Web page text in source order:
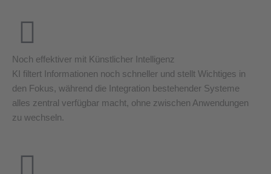
Noch effektiver mit Künstlicher Intelligenz
KI filtert Informationen noch schneller und stellt Wichtiges in
den Fokus, während die Integration bestehender Systeme
alles zentral verfügbar macht, ohne zwischen Anwendungen
zu wechseln.